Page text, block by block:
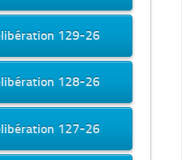
129-26
128-26
127-26